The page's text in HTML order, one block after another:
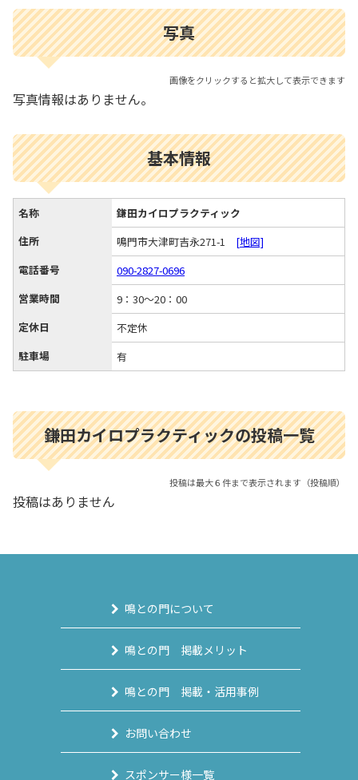
写真
画像をクリックすると拡大して表示できます
写真情報はありません。
基本情報
名称
鎌田カイロプラクティック
住所
鳴門市大津町吉永271-1 [地図]
電話番号
090-2827-0696
営業時間
9：30～20：00
定休日
不定休
駐車場
有
鎌田カイロプラクティックの投稿一覧
投稿は最大６件まで表示されます（投稿順）
投稿はありません
鳴との門について
鳴との門 掲載メリット
鳴との門 掲載・活用事例
お問い合わせ
スポンサー様一覧